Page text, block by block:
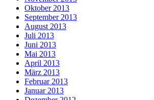
Oktober 2013
September 2013
August 2013
Juli 2013
Juni 2013
Mai 2013
April 2013
März 2013
Februar 2013
Januar 2013